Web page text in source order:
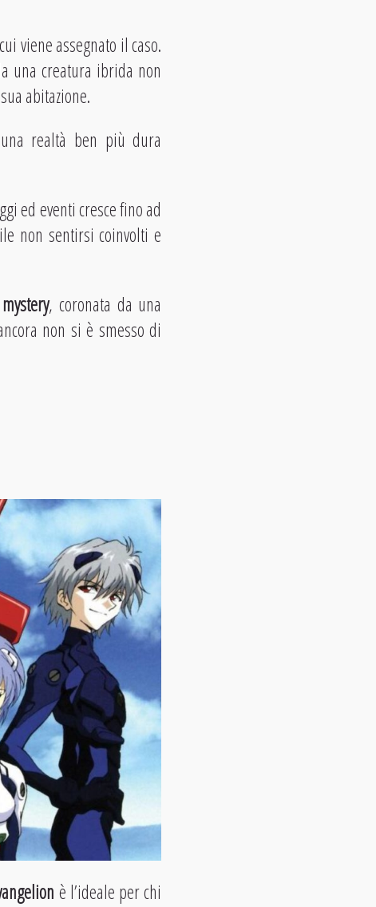
viene assegnato il caso.
una creatura ibrida non
abitazione.
realtà ben più dura
ed eventi cresce fino ad
non sentirsi coinvolti e
mystery, coronata da una
non si è smesso di
è l’ideale per chi